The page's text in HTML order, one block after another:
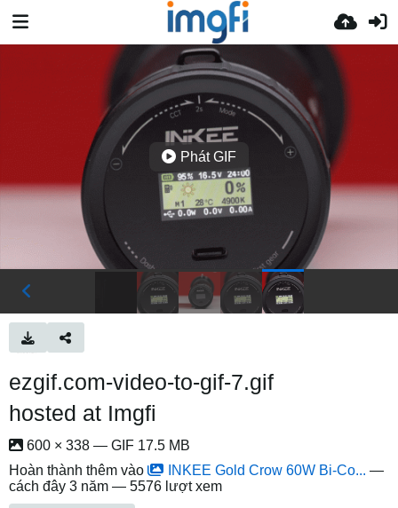
Phát GIF
ezgif.com-video-to-gif-7.gif
hosted at Imgfi
600 × 338 — GIF 17.5 MB
Hoàn thành thêm vào
INKEE Gold Crow 60W Bi-Co... —
cách đây 3 năm — 5576 lượt xem